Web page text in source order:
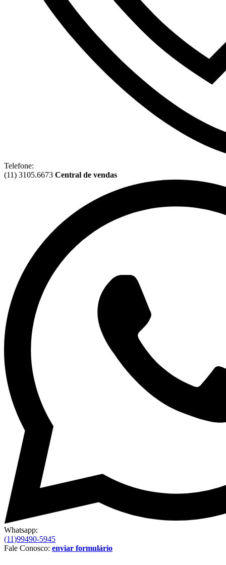
Telefone:
(11) 3105.6673 Central de vendas
Whatsapp:
(11)99490-5945
Fale Conosco: enviar formulário